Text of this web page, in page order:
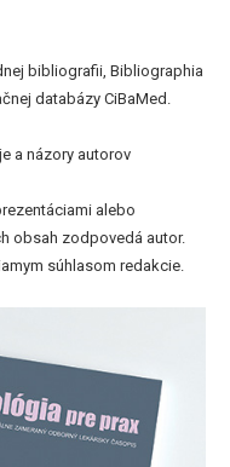
bibliografii, Bibliographia
databázy CiBaMed.
a názory autorov
alebo
obsah zodpovedá autor.
súhlasom redakcie.